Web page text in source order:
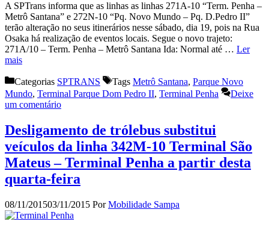
A SPTrans informa que as linhas as linhas 271A-10 “Term. Penha –
Metrô Santana” e 272N-10 “Pq. Novo Mundo – Pq. D.Pedro II”
terão alteração no seus itinerários nesse sábado, dia 19, pois na Rua
Osaka há realização de eventos locais. Segue o novo trajeto:
271A/10 – Term. Penha – Metrô Santana Ida: Normal até … Ler
mais
Categorias SPTRANS Tags Metrô Santana, Parque Novo
Mundo, Terminal Parque Dom Pedro II, Terminal Penha
Deixe
um comentário
Desligamento de trólebus substitui
veículos da linha 342M-10 Terminal São
Mateus – Terminal Penha a partir desta
quarta-feira
08/11/201503/11/2015 PorMobilidade Sampa